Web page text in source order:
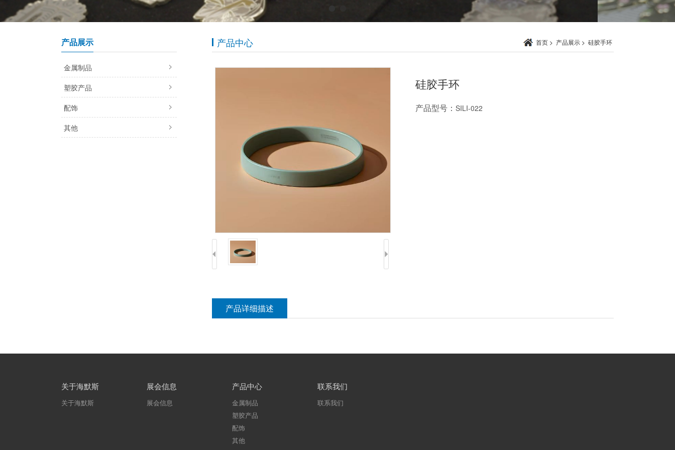
产品展示
金属制品
塑胶产品
配饰
其他
产品中心 首页 > 产品展示 > 硅胶手环
硅胶手环
产品型号： SILI-022
产品详细描述
关于海默斯
关于海默斯
展会信息
展会信息
产品中心
金属制品
塑胶产品
配饰
其他
联系我们
联系我们